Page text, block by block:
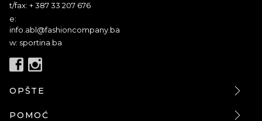
t/fax: + 387 33 207 676
e:
info.abl@fashioncompany.ba
w: sportina.ba
OPŠTE
POMOĆ